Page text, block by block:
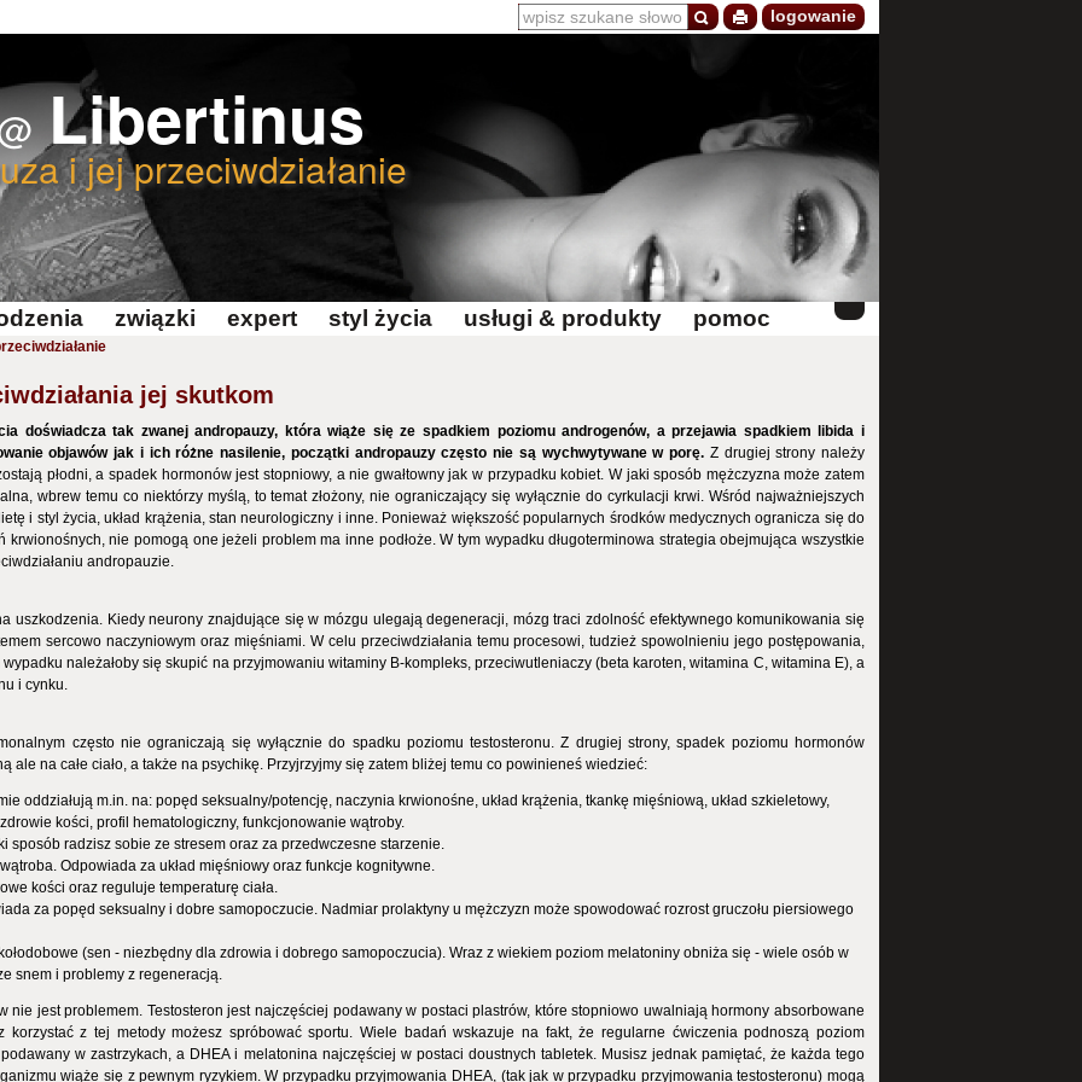
logowanie
Libertinus
i jej przeciwdziałanie
związki expert styl życia usługi & produkty pomoc
jej skutkom
doświadcza tak zwanej andropauzy, która wiąże się ze spadkiem poziomu androgenów, a przejawia spadkiem libida i
objawów jak i ich różne nasilenie, początki andropauzy często nie są wychwytywane w porę. Z drugiej strony należy
płodni, a spadek hormonów jest stopniowy, a nie gwałtowny jak w przypadku kobiet. W jaki sposób mężczyzna może zatem
wbrew temu co niektórzy myślą, to temat złożony, nie ograniczający się wyłącznie do cyrkulacji krwi. Wśród najważniejszych
i styl życia, układ krążenia, stan neurologiczny i inne. Ponieważ większość popularnych środków medycznych ogranicza się do
nie pomogą one jeżeli problem ma inne podłoże. W tym wypadku długoterminowa strategia obejmująca wszystkie
andropauzie.
uszkodzenia. Kiedy neurony znajdujące się w mózgu ulegają degeneracji, mózg traci zdolność efektywnego komunikowania się
sercowo naczyniowym oraz mięśniami. W celu przeciwdziałania temu procesowi, tudzież spowolnieniu jego postępowania,
należałoby się skupić na przyjmowaniu witaminy B-kompleks, przeciwutleniaczy (beta karoten, witamina C, witamina E), a
i cynku.
często nie ograniczają się wyłącznie do spadku poziomu testosteronu. Z drugiej strony, spadek poziomu hormonów
ale na całe ciało, a także na psychikę. Przyjrzyjmy się zatem bliżej temu co powinieneś wiedzieć:
oddziałują m.in. na: popęd seksualny/potencję, naczynia krwionośne, układ krążenia, tkankę mięśniową, układ szkieletowy,
kości, profil hematologiczny, funkcjonowanie wątroby.
sposób radzisz sobie ze stresem oraz za przedwczesne starzenie.
Odpowiada za układ mięśniowy oraz funkcje kognitywne.
kości oraz reguluje temperaturę ciała.
za popęd seksualny i dobre samopoczucie. Nadmiar prolaktyny u mężczyzn może spowodować rozrost gruczołu piersiowego
(sen - niezbędny dla zdrowia i dobrego samopoczucia). Wraz z wiekiem poziom melatoniny obniża się - wiele osób w
snem i problemy z regeneracją.
nie jest problemem. Testosteron jest najczęściej podawany w postaci plastrów, które stopniowo uwalniają hormony absorbowane
z tej metody możesz spróbować sportu. Wiele badań wskazuje na fakt, że regularne ćwiczenia podnoszą poziom
w zastrzykach, a DHEA i melatonina najczęściej w postaci doustnych tabletek. Musisz jednak pamiętać, że każda tego
wiąże się z pewnym ryzykiem. W przypadku przyjmowania DHEA, (tak jak w przypadku przyjmowania testosteronu) mogą